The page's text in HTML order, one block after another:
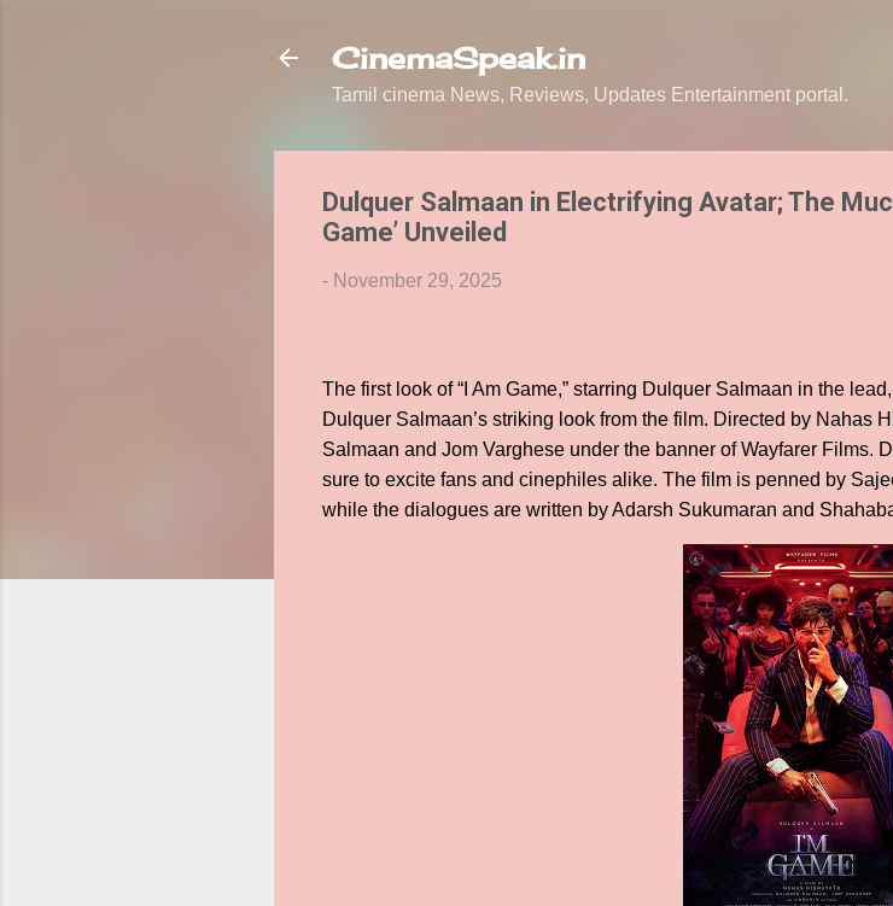
CinemaSpeak.in
Tamil cinema News, Reviews, Updates Entertainment portal.
Dulquer Salmaan in Electrifying Avatar; The
Game’ Unveiled
- November 29, 2025
The first look of “I Am Game,” starring Dulquer Salmaan in the
Dulquer Salmaan’s striking look from the film. Directed by Nahas
Salmaan and Jom Varghese under the banner of Wayfarer Films.
sure to excite fans and cinephiles alike. The film is penned by
while the dialogues are written by Adarsh Sukumaran and